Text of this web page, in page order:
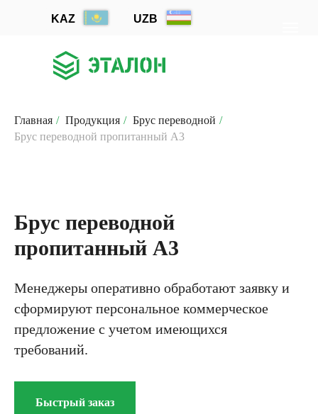
KAZ UZB
Главная / Продукция / Брус переводной /
Брус переводной пропитанный А3
Брус переводной
пропитанный А3
Менеджеры оперативно обработают заявку и
сформируют персональное коммерческое
предложение с учетом имеющихся
требований.
Быстрый заказ